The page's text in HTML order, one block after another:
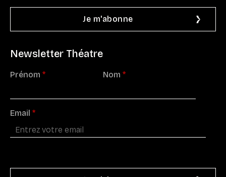
Newsletter Théatre
Prénom * Nom *
Email *